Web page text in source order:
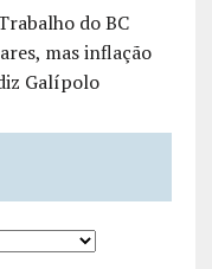
do BC
mas inflação
Galípolo